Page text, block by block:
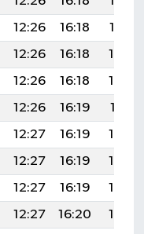
12:26 16:18
19:38
12:26 16:18
19:39
12:26 16:18
19:40
12:26 16:19
19:41
12:27 16:19
19:42
12:27 16:19
19:43
12:27 16:19
19:43
12:27 16:20
19:44